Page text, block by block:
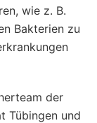
wie z. B.
Bakterien zu
der
Tübingen und